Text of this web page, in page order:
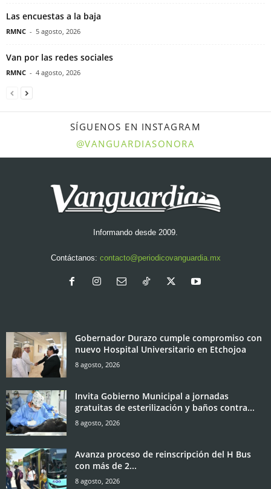
Las encuestas a la baja
RMNC - 5 agosto, 2026
Van por las redes sociales
RMNC - 4 agosto, 2026
SÍGUENOS EN INSTAGRAM
@VANGUARDIASONORA
Informando desde 2009.
Contáctanos: contacto@periodicovanguardia.mx
Gobernador Durazo cumple compromiso con
nuevo Hospital Universitario en Etchojoa
8 agosto, 2026
Invita Gobierno Municipal a jornadas
gratuitas de esterilización y baños contra...
8 agosto, 2026
Avanza proceso de reinscripción del H Bus
con más de 2...
8 agosto, 2026